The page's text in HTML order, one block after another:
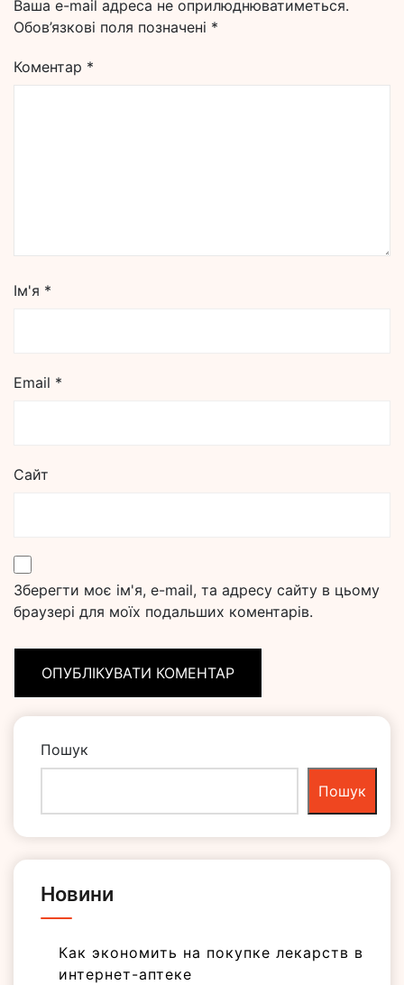
Ваша e-mail адреса не оприлюднюватиметься.
Обов’язкові поля позначені *
Коментар *
Ім'я *
Email *
Сайт
Зберегти моє ім'я, e-mail, та адресу сайту в цьому
браузері для моїх подальших коментарів.
Пошук
Пошук
Новини
Как экономить на покупке лекарств в
интернет-аптеке